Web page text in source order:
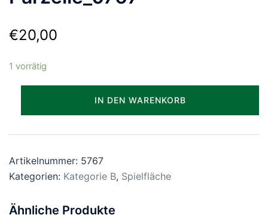
€20,00
1 vorrätig
IN DEN WARENKORB
Artikelnummer: 5767
Kategorien: Kategorie B, Spielfläche
Ähnliche Produkte